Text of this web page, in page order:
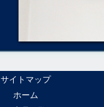
サイトマップ
ホーム